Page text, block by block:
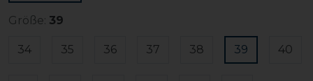
Größe: 39
34 35 36 37 38 39 40